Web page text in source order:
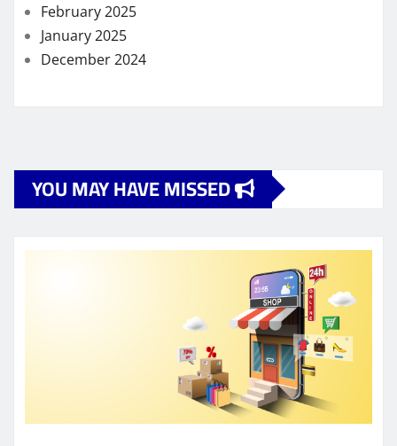
February 2025
January 2025
December 2024
YOU MAY HAVE MISSED